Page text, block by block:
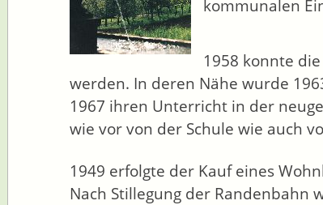
kommunalen
1958 konnte
werden. In deren Nähe wurde
1967 ihren Unterricht in der
wie vor von der Schule wie auch
1949 erfolgte der Kauf eines
Nach Stillegung der Randenbahn